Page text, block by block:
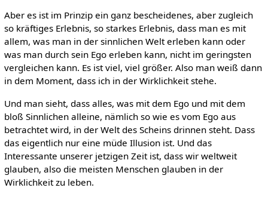
Aber es ist im Prinzip ein ganz bescheidenes, aber zugleich
so kräftiges Erlebnis, so starkes Erlebnis, dass man es mit
allem, was man in der sinnlichen Welt erleben kann oder
was man durch sein Ego erleben kann, nicht im geringsten
vergleichen kann. Es ist viel, viel größer. Also man weiß dann
in dem Moment, dass ich in der Wirklichkeit stehe.
Und man sieht, dass alles, was mit dem Ego und mit dem
bloß Sinnlichen alleine, nämlich so wie es vom Ego aus
betrachtet wird, in der Welt des Scheins drinnen steht. Dass
das eigentlich nur eine müde Illusion ist. Und das
Interessante unserer jetzigen Zeit ist, dass wir weltweit
glauben, also die meisten Menschen glauben in der
Wirklichkeit zu leben.